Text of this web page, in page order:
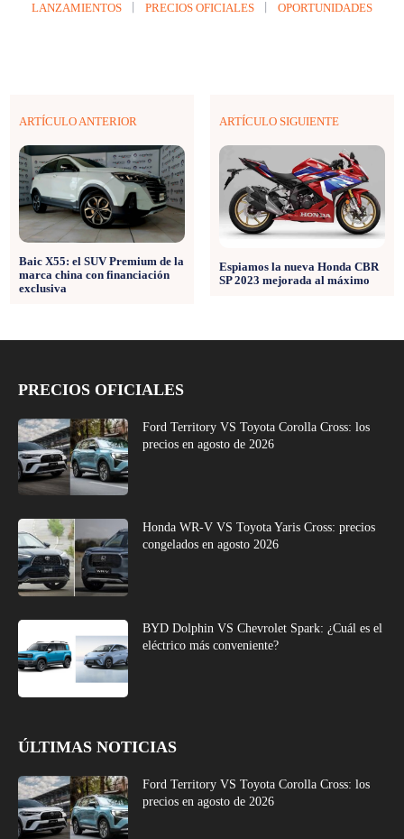
LANZAMIENTOS PRECIOS OFICIALES OPORTUNIDADES
ARTÍCULO ANTERIOR
Baic X55: el SUV Premium de la
marca china con financiación
exclusiva
ARTÍCULO SIGUIENTE
Espiamos la nueva Honda CBR
SP 2023 mejorada al máximo
PRECIOS OFICIALES
Ford Territory VS Toyota Corolla Cross: los
precios en agosto de 2026
Honda WR-V VS Toyota Yaris Cross: precios
congelados en agosto 2026
BYD Dolphin VS Chevrolet Spark: ¿Cuál es el
eléctrico más conveniente?
ÚLTIMAS NOTICIAS
Ford Territory VS Toyota Corolla Cross: los
precios en agosto de 2026